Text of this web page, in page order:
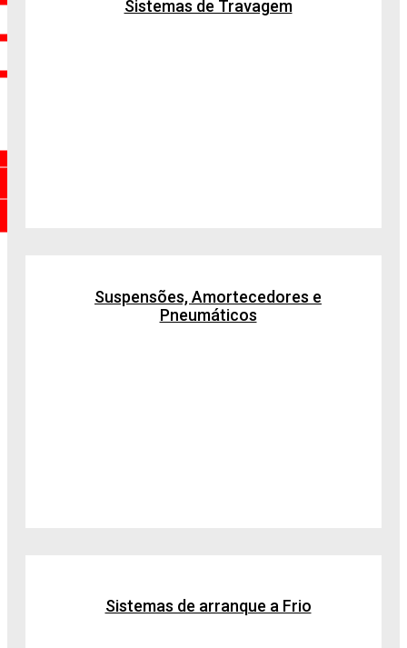
Sistemas de Travagem
Suspensões, Amortecedores e
Pneumáticos
Sistemas de arranque a Frio